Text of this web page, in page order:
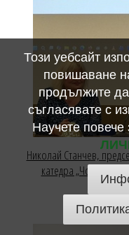
Николай Станчев,
катедра „Човешки
Този уебсайт
повишаване
продължите да
съгласявате с
Научете